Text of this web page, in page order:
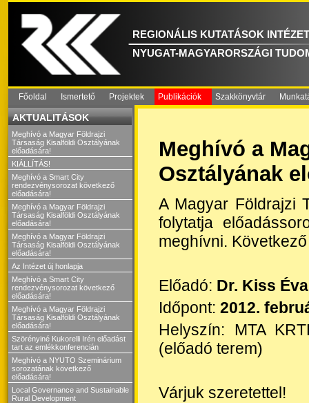
REGIONÁLIS KUTATÁSOK
NYUGAT-MAGYARORSZÁGI
Főoldal Ismertető Projektek Publikációk Szakkönyvtár
AKTUALITÁSOK
Meghívó a Magyar Földrajzi
Társaság Kisalföldi Osztályának
előadására!
KIÁLLÍTÁS!
Meghívó a Smart City
rendezvénysorozat következő
előadására!
Meghívó a Magyar Földrajzi
Társaság Kisalföldi Osztályának
előadására!
Meghívó a Magyar Földrajzi
Társaság Kisalföldi Osztályának
előadására!
Az Intézet új honlapja
Meghívó a Smart City
rendezvénysorozat következő
előadására!
Meghívó a Magyar Földrajzi
Társaság Kisalföldi Osztályának
előadására!
Szörényiné Kukorelli Irén előadást
tart az emlékkonferencián
Meghívó a NYUTO Szeminárium
sorozatának következő
előadására!
Local Governance and Sustainable
Rural Development
Meghívó a
Osztályának
A Magyar Földrajzi
folytatja
meghívni.
Előadó: Dr. Kiss
Időpont: 2012.
Helyszín: MTA
(előadó terem)
Várjuk szeretettel!